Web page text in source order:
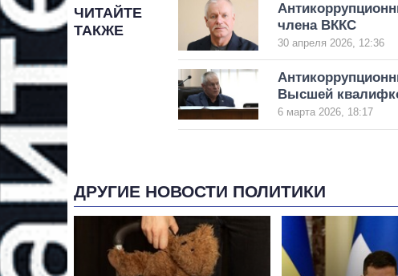
ЧИТАЙТЕ
ТАКЖЕ
члена ВККС
30 апреля 2026, 12:36
Высшей
6 марта 2026, 18:17
ДРУГИЕ НОВОСТИ ПОЛИТИКИ